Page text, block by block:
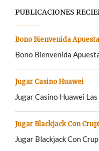
PUBLICACIONES
Bono Bienvenida
Bono Bienvenida
Jugar Casino Huawei
Jugar Casino Huawei
Jugar Blackjack Con
Jugar Blackjack Con